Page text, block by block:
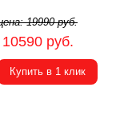
19990руб.
10590 руб.
Купить в 1 клик